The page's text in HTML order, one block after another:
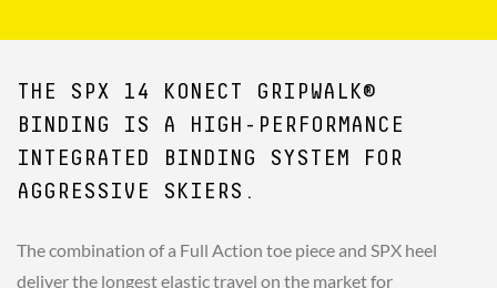
boîte
de
THE SPX 14 KONECT GRIPWALK®
BINDING IS A HIGH-PERFORMANCE
INTEGRATED BINDING SYSTEM FOR
AGGRESSIVE SKIERS.
The combination of a Full Action toe piece and SPX heel
deliver the longest elastic travel on the market for